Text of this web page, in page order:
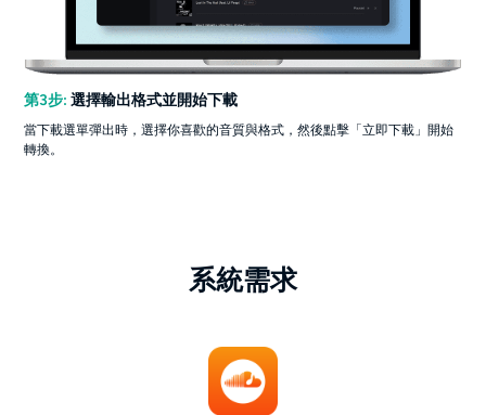
第3步: 選擇輸出格式並開始下載
當下載選單彈出時，選擇你喜歡的音質與格式，然後點擊「立即下載」開始
轉換。
系統需求